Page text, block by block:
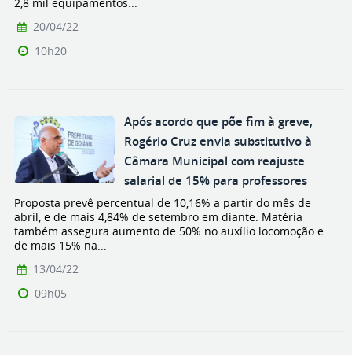
2,8 mil equipamentos...
20/04/22
10h20
Após acordo que põe fim à greve,
Rogério Cruz envia substitutivo à
Câmara Municipal com reajuste
salarial de 15% para professores
Proposta prevê percentual de 10,16% a partir do mês de
abril, e de mais 4,84% de setembro em diante. Matéria
também assegura aumento de 50% no auxílio locomoção e
de mais 15% na...
13/04/22
09h05